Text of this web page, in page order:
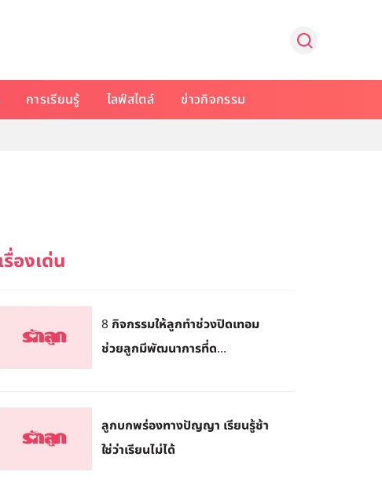
การเรียนรู้ ไลฟ์สไตล์ ข่าวกิจกรรม
8 กิจกรรมให้ลูกทำช่วงปิดเทอม
ช่วยลูกมีพัฒนาการที่ด...
ลูกบกพร่องทางปัญญา เรียนรู้ช้า
ใช่ว่าเรียนไม่ได้